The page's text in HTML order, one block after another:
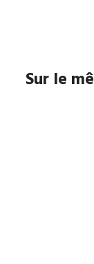
Sur le